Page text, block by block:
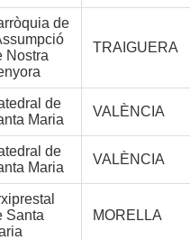
de
Nostra
TRAIGUERA
de
Maria
VALÈNCIA
de
Maria
VALÈNCIA
Santa
MORELLA